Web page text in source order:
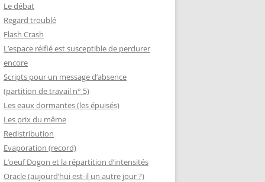
Le débat
Regard troublé
Flash Crash
L’espace réifié est susceptible de perdurer
encore
Scripts pour un message d’absence
(partition de travail n° 5)
Les eaux dormantes (les épuisés)
Les prix du même
Redistribution
Evaporation (record)
L’oeuf Dogon et la répartition d’intensités
Oracle (aujourd’hui est-il un autre jour ?)